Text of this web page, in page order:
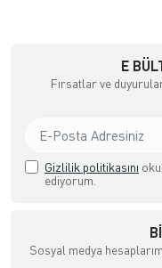
E
Fırsatlar ve
Gizlilik politikasını
ediyorum.
Sosyal medya